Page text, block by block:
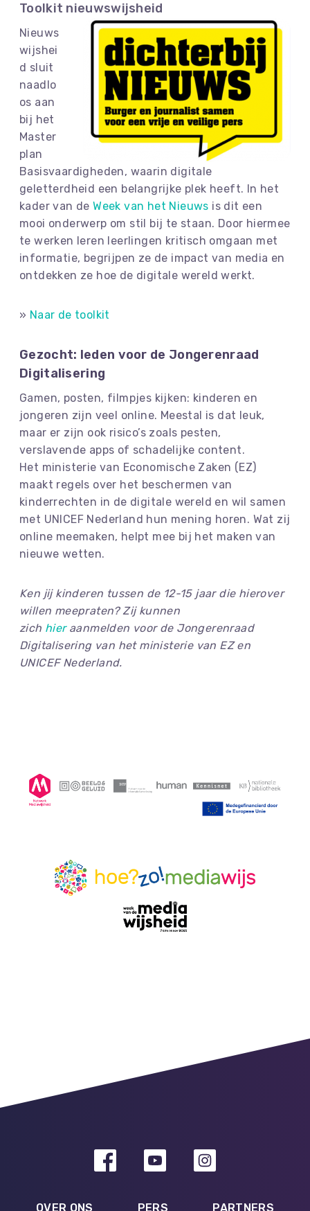
Toolkit nieuwswijsheid
Nieuws
wijshei
d sluit
naadlo
os aan
bij het
Master
plan
Basisvaardigheden, waarin digitale
geletterdheid een belangrijke plek heeft. In het
kader van deWeek van het Nieuws is dit een
mooi onderwerp om stil bij te staan. Door hiermee
te werken leren leerlingen kritisch omgaan met
informatie, begrijpen ze de impact van media en
ontdekken ze hoe de digitale wereld werkt.
» Naar de toolkit
Gezocht: leden voor de Jongerenraad
Digitalisering
Gamen, posten, filmpjes kijken: kinderen en
jongeren zijn veel online. Meestal is dat leuk,
maar er zijn ook risico’s zoals pesten,
verslavende apps of schadelijke content.
Het ministerie van Economische Zaken (EZ)
maakt regels over het beschermen van
kinderrechten in de digitale wereld en wil samen
met UNICEF Nederland hun mening horen. Wat zij
online meemaken, helpt mee bij het maken van
nieuwe wetten.
Ken jij kinderen tussen de 12-15 jaar die hierover
willen meepraten? Zij kunnen
zich hieraanmelden voor de Jongerenraad
Digitalisering van het ministerie van EZ en
UNICEF Nederland.